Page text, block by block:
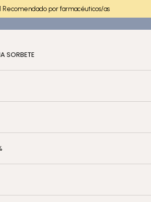
Recomendado por farmacéuticos/as
SORBETE